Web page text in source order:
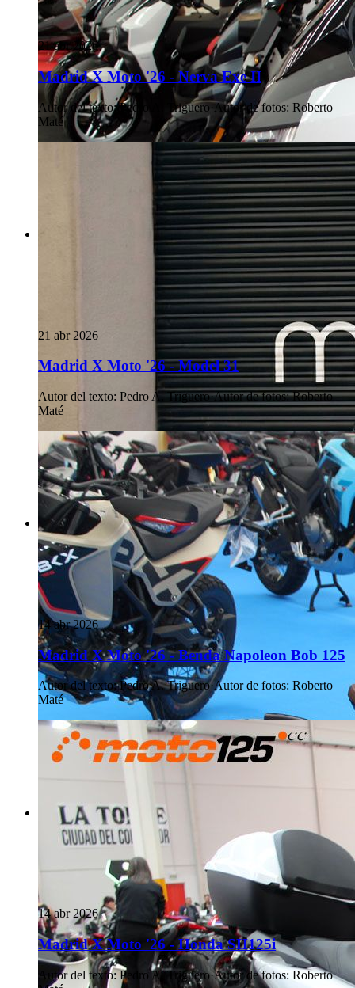
21 abr 2026
Madrid X Moto '26 - Nerva Exe II
Autor del texto: Pedro A. Triguero·Autor de fotos: Roberto
Maté
21 abr 2026
Madrid X Moto '26 - Model 31
Autor del texto: Pedro A. Triguero·Autor de fotos: Roberto
Maté
14 abr 2026
Madrid X Moto '26 - Benda Napoleon Bob 125
Autor del texto: Pedro A. Triguero·Autor de fotos: Roberto
Maté
14 abr 2026
Madrid X Moto '26 - Honda SH125i
Autor del texto: Pedro A. Triguero·Autor de fotos: Roberto